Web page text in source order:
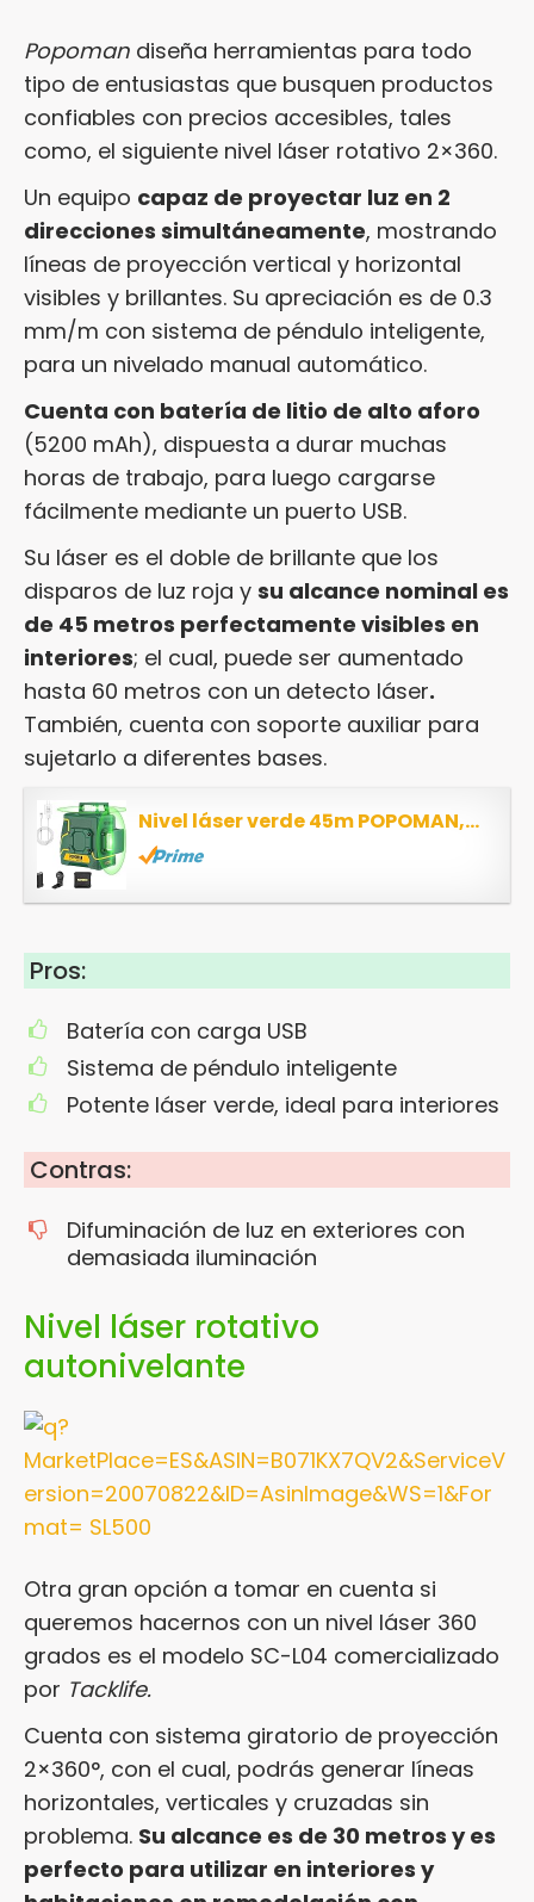
Popoman diseña herramientas para todo
tipo de entusiastas que busquen productos
confiables con precios accesibles, tales
como, el siguiente nivel láser rotativo 2×360.
Un equipo capaz de proyectar luz en 2
direcciones simultáneamente, mostrando
líneas de proyección vertical y horizontal
visibles y brillantes. Su apreciación es de 0.3
mm/m con sistema de péndulo inteligente,
para un nivelado manual automático.
Cuenta con batería de litio de alto aforo
(5200 mAh), dispuesta a durar muchas
horas de trabajo, para luego cargarse
fácilmente mediante un puerto USB.
Su láser es el doble de brillante que los
disparos de luz roja y su alcance nominal es
de 45 metros perfectamente visibles en
interiores; el cual, puede ser aumentado
hasta 60 metros con un detecto láser.
También, cuenta con soporte auxiliar para
sujetarlo a diferentes bases.
Nivel láser verde 45m POPOMAN,Nivelador Láser Cruzado,2x360° Horizontal y Vertical,Líneas...
Pros:
Batería con carga USB
Sistema de péndulo inteligente
Potente láser verde, ideal para interiores
Contras:
Difuminación de luz en exteriores con
demasiada iluminación
Nivel láser rotativo
autonivelante
Otra gran opción a tomar en cuenta si
queremos hacernos con un nivel láser 360
grados es el modelo SC-L04 comercializado
por Tacklife.
Cuenta con sistema giratorio de proyección
2×360°, con el cual, podrás generar líneas
horizontales, verticales y cruzadas sin
problema. Su alcance es de 30 metros y es
perfecto para utilizar en interiores y